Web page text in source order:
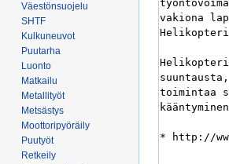
Väestönsuojelu
SHTF
Kulkuneuvot
Puutarha
Luonto
Matkailu
Metallityöt
Metsästys
Moottoripyöräily
Puutyöt
Retkeily